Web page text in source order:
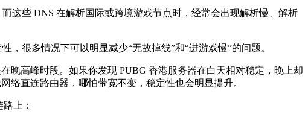
些 DNS 在解析国际或跨境游戏节点时，经常会出现解析慢、解析
很多情况下可以明显减少“无故掉线”和“进游戏慢”的问题。
高峰时段。如果你发现 PUBG 香港服务器在白天相对稳定，晚上却
络直连路由器，哪怕带宽不变，稳定性也会明显提升。
上：